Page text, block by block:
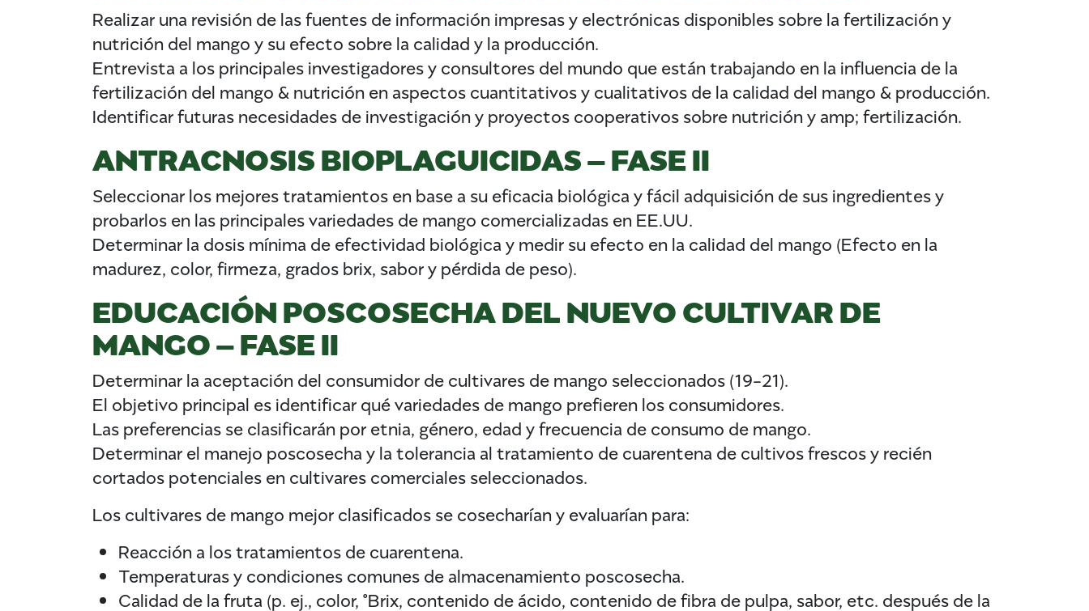
Realizar una revisión de las fuentes de información impresas y electrónicas disponibles sobre la fertilización y
nutrición del mango y su efecto sobre la calidad y la producción.
Entrevista a los principales investigadores y consultores del mundo que están trabajando en la influencia de la
fertilización del mango & nutrición en aspectos cuantitativos y cualitativos de la calidad del mango & producción.
Identificar futuras necesidades de investigación y proyectos cooperativos sobre nutrición y amp; fertilización.
ANTRACNOSIS BIOPLAGUICIDAS – FASE II
Seleccionar los mejores tratamientos en base a su eficacia biológica y fácil adquisición de sus ingredientes y
probarlos en las principales variedades de mango comercializadas en EE.UU.
Determinar la dosis mínima de efectividad biológica y medir su efecto en la calidad del mango (Efecto en la
madurez, color, firmeza, grados brix, sabor y pérdida de peso).
EDUCACIÓN POSCOSECHA DEL NUEVO CULTIVAR DE
MANGO – FASE II
Determinar la aceptación del consumidor de cultivares de mango seleccionados (19-21).
El objetivo principal es identificar qué variedades de mango prefieren los consumidores.
Las preferencias se clasificarán por etnia, género, edad y frecuencia de consumo de mango.
Determinar el manejo poscosecha y la tolerancia al tratamiento de cuarentena de cultivos frescos y recién
cortados potenciales en cultivares comerciales seleccionados.
Los cultivares de mango mejor clasificados se cosecharían y evaluarían para:
Reacción a los tratamientos de cuarentena.
Temperaturas y condiciones comunes de almacenamiento poscosecha.
Calidad de la fruta (p. ej., color, °Brix, contenido de ácido, contenido de fibra de pulpa, sabor, etc. después de la